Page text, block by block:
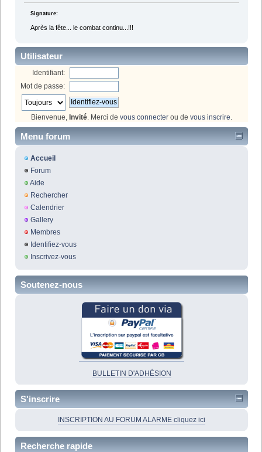
Signature:
Après la fête... le combat continu...!!!
Utilisateur
Identifiant:
Mot de passe:
Bienvenue, Invité. Merci de vous connecter ou de vous inscrire.
Menu forum
Accueil
Forum
Aide
Rechercher
Calendrier
Gallery
Membres
Identifiez-vous
Inscrivez-vous
Soutenez-nous
BULLETIN D'ADHÉSION
S'inscrire
INSCRIPTION AU FORUM ALARME cliquez ici
Recherche rapide